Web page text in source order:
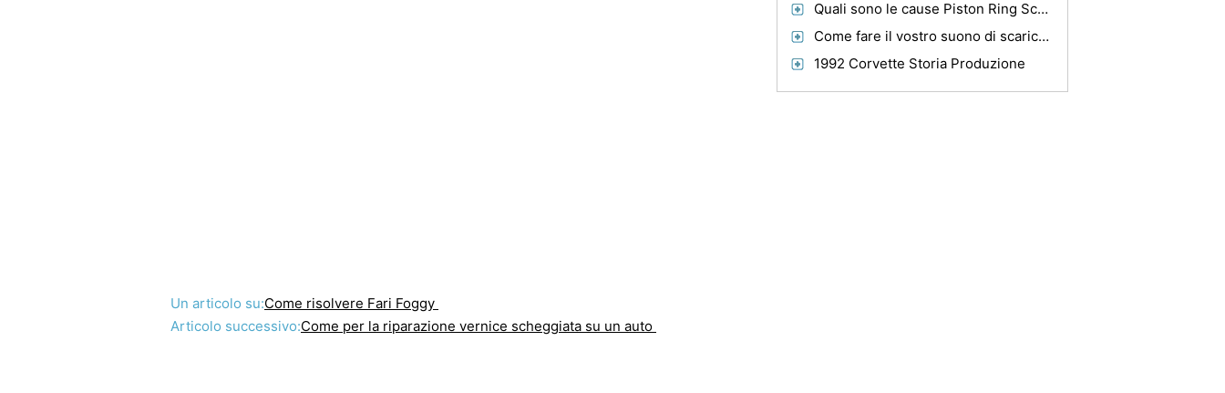
Un articolo su:Come risolvere Fari Foggy
Articolo successivo:Come per la riparazione vernice scheggiata su un auto
Quali sono le cause Piston Ring Scuffing?
Come fare il vostro suono di scarico veramente forte
1992 Corvette Storia Produzione